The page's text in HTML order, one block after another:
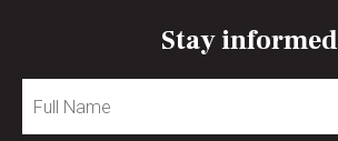
Stay informed
Name